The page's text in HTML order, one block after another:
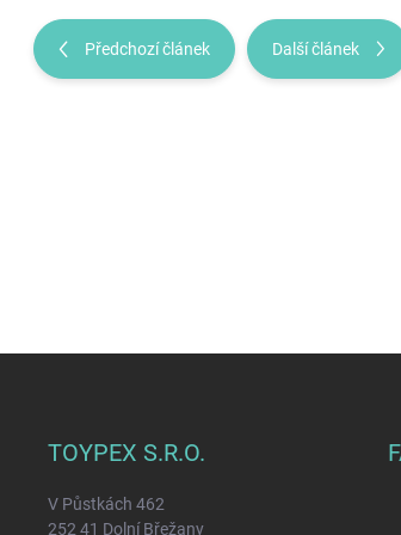
Předchozí článek Další článek
TOYPEX S.R.O.
V Půstkách 462
252 41 Dolní Břežany